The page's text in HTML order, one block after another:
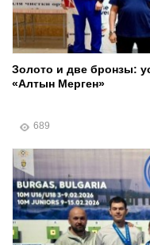
Золото и две бронзы:
«Алтын Мерген»
689